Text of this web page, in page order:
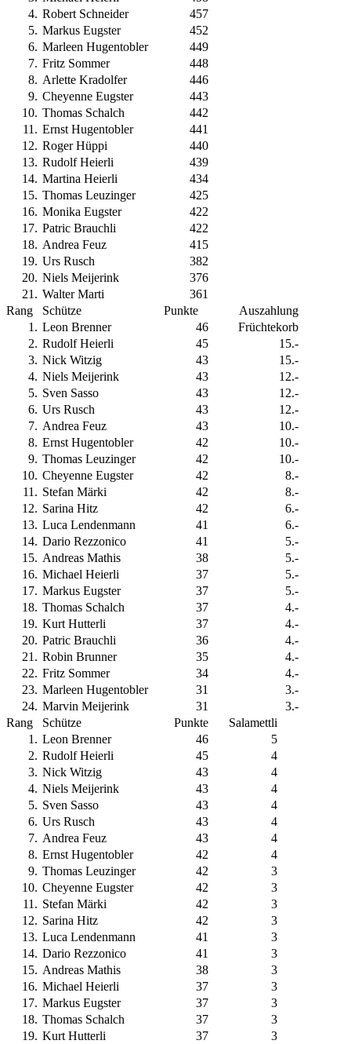
4. Robert Schneider
457
5. Markus Eugster
452
6. Marleen Hugentobler
449
7. Fritz Sommer
448
8. Arlette Kradolfer
446
9. Cheyenne Eugster
443
10. Thomas Schalch
442
11. Ernst Hugentobler
441
12. Roger Hüppi
440
13. Rudolf Heierli
439
14. Martina Heierli
434
15. Thomas Leuzinger
425
16. Monika Eugster
422
17. Patric Brauchli
422
18. Andrea Feuz
415
19. Urs Rusch
382
20. Niels Meijerink
376
21. Walter Marti
361
Rang
Schütze Punkte
Auszahlung
1. Leon Brenner 46
Früchtekorb
2. Rudolf Heierli 45
15.-
3. Nick Witzig 43
15.-
4. Niels Meijerink 43
12.-
5. Sven Sasso 43
12.-
6. Urs Rusch 43
12.-
7. Andrea Feuz 43
10.-
8. Ernst Hugentobler 42
10.-
9. Thomas Leuzinger 42
10.-
10. Cheyenne Eugster 42
8.-
11. Stefan Märki 42
8.-
12. Sarina Hitz 42
6.-
13. Luca Lendenmann 41
6.-
14. Dario Rezzonico 41
5.-
15. Andreas Mathis 38
5.-
16. Michael Heierli 37
5.-
17. Markus Eugster 37
5.-
18. Thomas Schalch 37
4.-
19. Kurt Hutterli 37
4.-
20. Patric Brauchli 36
4.-
21. Robin Brunner 35
4.-
22. Fritz Sommer 34
4.-
23. Marleen Hugentobler 31
3.-
24. Marvin Meijerink 31
3.-
Rang
Schütze Punkte
Salamettli
1. Leon Brenner 46
5
2. Rudolf Heierli 45
4
3. Nick Witzig 43
4
4. Niels Meijerink 43
4
5. Sven Sasso 43
4
6. Urs Rusch 43
4
7. Andrea Feuz 43
4
8. Ernst Hugentobler 42
4
9. Thomas Leuzinger 42
3
10. Cheyenne Eugster 42
3
11. Stefan Märki 42
3
12. Sarina Hitz 42
3
13. Luca Lendenmann 41
3
14. Dario Rezzonico 41
3
15. Andreas Mathis 38
3
16. Michael Heierli 37
3
17. Markus Eugster 37
3
18. Thomas Schalch 37
3
19. Kurt Hutterli 37
3